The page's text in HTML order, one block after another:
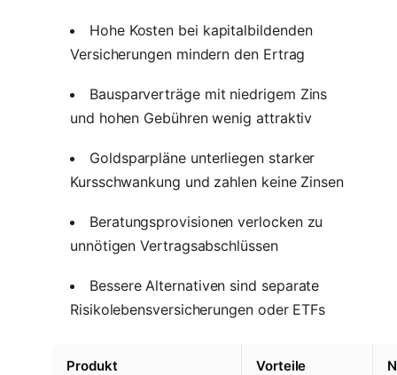
Hohe Kosten bei kapitalbildenden
Versicherungen mindern den Ertrag
Bausparverträge mit niedrigem Zins
und hohen Gebühren wenig attraktiv
Goldsparpläne unterliegen starker
Kursschwankung und zahlen keine Zinsen
Beratungsprovisionen verlocken zu
unnötigen Vertragsabschlüssen
Bessere Alternativen sind separate
Risikolebensversicherungen oder ETFs
Produkt Vorteile